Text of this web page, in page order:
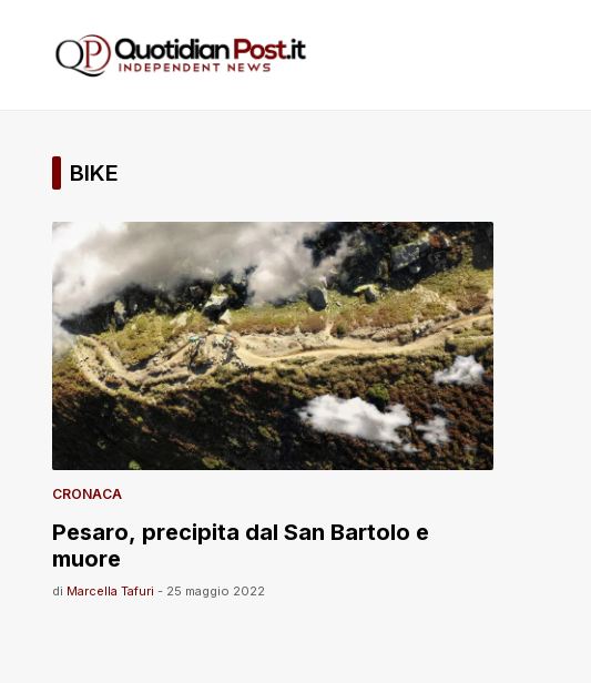
BIKE
CRONACA
Pesaro, precipita dal San Bartolo e
muore
di Marcella Tafuri - 25 maggio 2022